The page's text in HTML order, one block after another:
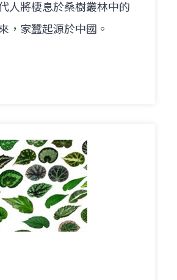
人將棲息於桑樹叢林中的
，家蠶起源於中國。